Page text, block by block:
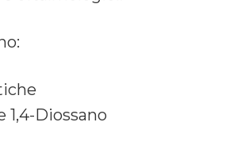
1,4-Diossano